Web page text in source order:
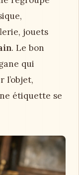
jouets
. Le bon
qui
l’objet,
étiquette se